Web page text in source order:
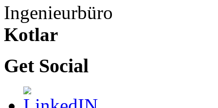
Ingenieurbüro
Kotlar
Get Social